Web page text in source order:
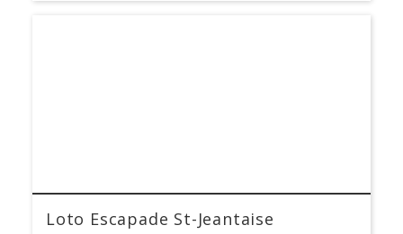
Loto Escapade St-Jeantaise